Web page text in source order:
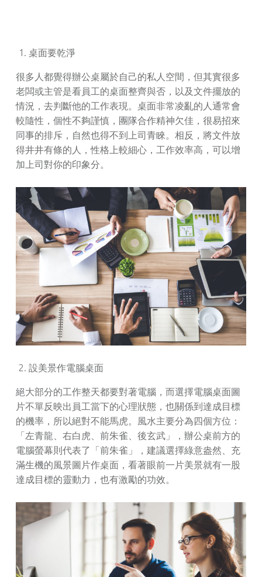
桌面要乾淨
很多人都覺得辦公桌屬於自己的私人空間，但其實很多
老闆或主管是看員工的桌面整齊與否，以及文件擺放的
情況，去判斷他的工作表現。桌面非常凌亂的人通常會
較隨性，個性不夠謹慎，團隊合作精神欠佳，很易招來
同事的排斥，自然也得不到上司青睞。相反，將文件放
得井井有條的人，性格上較細心，工作效率高，可以增
加上司對你的印象分。
設美景作電腦桌面
絕大部分的工作整天都要對著電腦，而選擇電腦桌面圖
片不單反映出員工當下的心理狀態，也關係到達成目標
的機率，所以絕對不能馬虎。風水主要分為四個方位：
「左青龍、右白虎、前朱雀、後玄武」，辦公桌前方的
電腦螢幕則代表了「前朱雀」，建議選擇綠意盎然、充
滿生機的風景圖片作桌面，看著眼前一片美景就有一股
達成目標的靈動力，也有激勵的功效。